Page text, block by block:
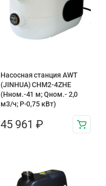
Насосная станция AWT
(JINHUA) CHM2-4ZHE
(Hном.-41 м; Qном.- 2,0
м3/ч; P-0,75 кВт)
45 961 ₽